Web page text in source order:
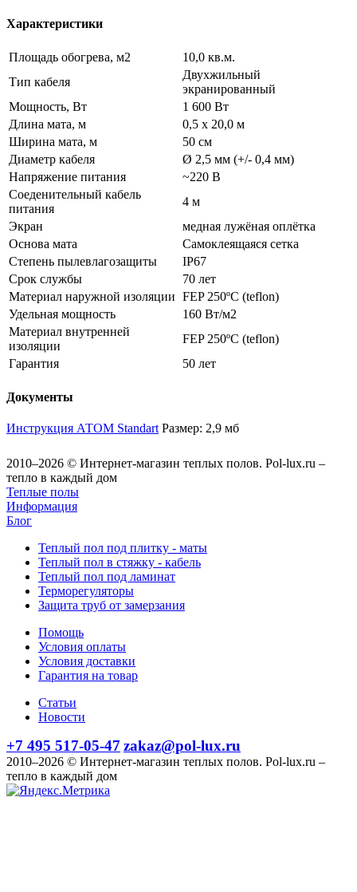
Характеристики
Площадь обогрева, м2
10,0 кв.м.
Тип кабеля
Двухжильный
экранированный
Мощность, Вт
1 600 Вт
Длина мата, м
0,5 х 20,0 м
Ширина мата, м
50 см
Диаметр кабеля
Ø 2,5 мм (+/- 0,4 мм)
Напряжение питания
~220 В
Соеденительный кабель
питания
4 м
Экран
медная лужёная оплётка
Основа мата
Самоклеящаяся сетка
Степень пылевлагозащиты
IP67
Срок службы
70 лет
Материал наружной изоляции FEP 250ºC (teflon)
Удельная мощность
160 Вт/м2
Материал внутренней
изоляции
FEP 250ºC (teflon)
Гарантия
50 лет
Документы
Инструкция АТОМ Standart Размер: 2,9 мб
2010–2026 © Интернет-магазин теплых полов. Pol-lux.ru –
тепло в каждый дом
Теплые полы
Информация
Блог
Теплый пол под плитку - маты
Теплый пол в стяжку - кабель
Теплый пол под ламинат
Терморегуляторы
Защита труб от замерзания
Помощь
Условия оплаты
Условия доставки
Гарантия на товар
Статьи
Новости
+7 495 517-05-47 zakaz@pol-lux.ru
2010–2026 © Интернет-магазин теплых полов. Pol-lux.ru –
тепло в каждый дом